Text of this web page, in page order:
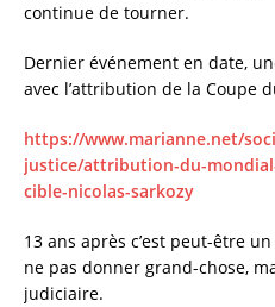
continue de tourner.
Dernier événement en date,
avec l’attribution de la Coupe
https://www.marianne.net/
justice/attribution-du-
cible-nicolas-sarkozy
13 ans après c’est peut-être
ne pas donner grand-chose,
judiciaire.